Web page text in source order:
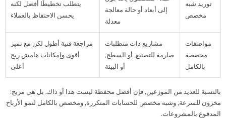
توريد شبه
مخصص
إلى أبعاد أو حالة معالجة
معدلة
يتطلب تخطيطًا أفضل لكنه
يحسن الاحتفاظ بالعملاء
مواصفات
مخصصة
بالكامل
مشاريع ذات متطلبات
صارمة للتصنيع, أو السطح,
أو البيئة
مراجعة فنية أطول لكن مع تميز
أقوى وإمكانات هامش ربح
أعلى
بالنسبة للعديد من الموزعين, فإن أفضل محفظة ليست هذا أو ذاك. بل هي مزيج:
مخزون للسرعة, وشبه مخصص للحسابات المتكررة, ومخصص بالكامل لنمو الأرباح
المدفوع بالمشروعات.